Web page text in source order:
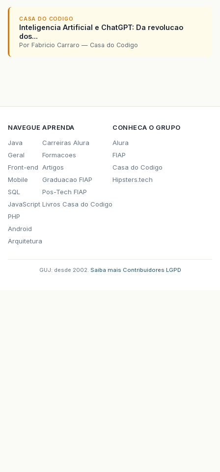
CASA DO CODIGO
Inteligencia Artificial e ChatGPT: Da revolucao
dos...
Por Fabricio Carraro — Casa do Codigo
NAVEGUE
Java
Geral
Front-end
Mobile
SQL
JavaScript
PHP
Android
Arquitetura
APRENDA
Carreiras Alura
Formacoes
Artigos
Graduacao FIAP
Pos-Tech FIAP
Livros Casa do Codigo
CONHECA O GRUPO
Alura
FIAP
Casa do Codigo
Hipsters.tech
GUJ: desde 2002. Saiba mais Contribuidores LGPD